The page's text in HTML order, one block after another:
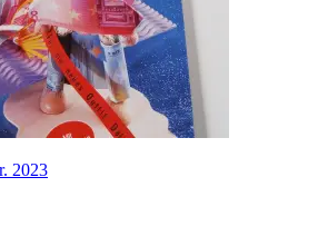
2023